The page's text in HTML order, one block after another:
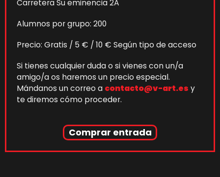
Carretera Su eminencia 2A
Alumnos por grupo: 200
Precio: Gratis / 5 € / 10 € Según tipo de acceso
Si tienes cualquier duda o si vienes con un/a
amigo/a os haremos un precio especial.
Mándanos un correo a contacto@v-art.es y
te diremos cómo proceder.
Comprar entrada